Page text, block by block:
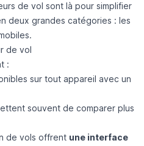
de vol sont là pour simplifier
deux grandes catégories : les
de vol
:
sur tout appareil avec un
souvent de comparer plus
de vols offrent une interface